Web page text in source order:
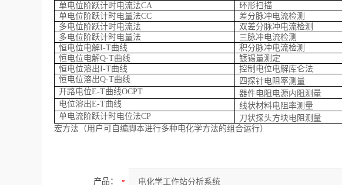
单电位阶跃计时电流法CA
环形扫描
单电位阶跃计时电量法CC
差分脉冲电流检测
多电位阶跃计时电流法
双差分脉冲电流检测
多电位阶跃计时电量法
三脉冲电流检测
恒电位电解I-T曲线
积分脉冲电流检测
恒电位电解Q-T曲线
镀锡量测定
恒电位溶出I-T曲线
控制电位电解库仑法
恒电位溶出Q-T曲线
四探针电阻率测量
开路电位E-T曲线OCPT
器件电阻电源内阻测量
电位溶出E-T曲线
线状材料电阻率测量
单电流阶跃计时电位法CP
刀状探头方块电阻测量
宏方法（用户可自编脚本进行多种电化学方法的组合运行）
产品：